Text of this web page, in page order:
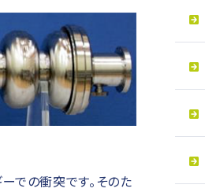
での衝突です。そのた